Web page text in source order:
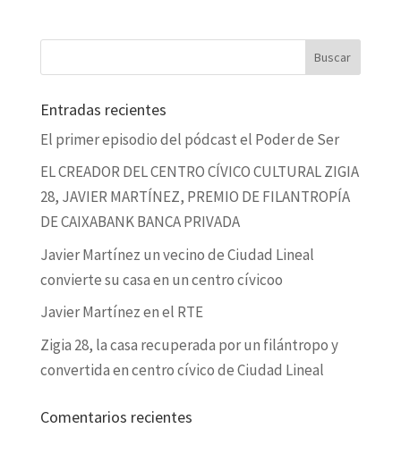
Entradas recientes
El primer episodio del pódcast el Poder de Ser
EL CREADOR DEL CENTRO CÍVICO CULTURAL ZIGIA
28, JAVIER MARTÍNEZ, PREMIO DE FILANTROPÍA
DE CAIXABANK BANCA PRIVADA
Javier Martínez un vecino de Ciudad Lineal
convierte su casa en un centro cívicoo
Javier Martínez en el RTE
Zigia 28, la casa recuperada por un filántropo y
convertida en centro cívico de Ciudad Lineal
Comentarios recientes